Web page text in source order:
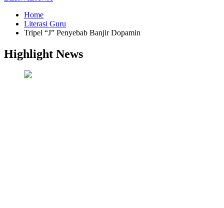
Home
Literasi Guru
Tripel “J” Penyebab Banjir Dopamin
Highlight News